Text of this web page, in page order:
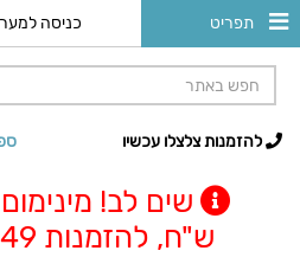
תפריט כניסה
להזמנות צלצלו עכשיו
ש"ח, להזמנות 08-8564549